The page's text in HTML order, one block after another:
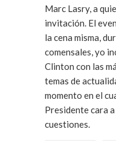
Marc Lasry, a
invitación. El
la cena misma,
comensales, yo
Clinton con las
temas de
momento en el
Presidente cara
cuestiones.